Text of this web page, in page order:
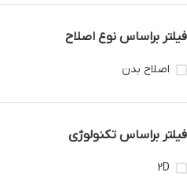
فیلتر براساس نوع اصلاح
اصلاح بدن
فیلتر براساس تکنولوژی
2D